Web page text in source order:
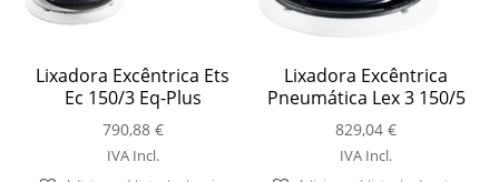
Lixadora Excêntrica Ets
Ec 150/3 Eq-Plus
790,88 €
IVA Incl.
Lixadora Excêntrica
Pneumática Lex 3 150/5
829,04€
IVA Incl.